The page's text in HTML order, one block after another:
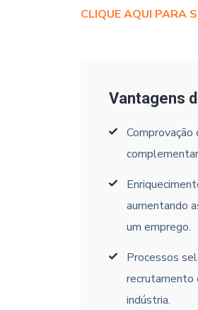
CLIQUE AQUI PARA
Vantagens
aumentando
um emprego.
Processos
recrutamento
indústria.